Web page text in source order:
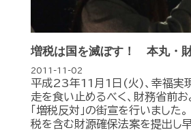
増税は国を滅ぼす！ 本丸・
2011-11-02
平成23年11月1日(火)、幸福実
走を食い止めるべく、財務省前
「増税反対」の街宣を行いました
税を含む財源確保法案を提出し